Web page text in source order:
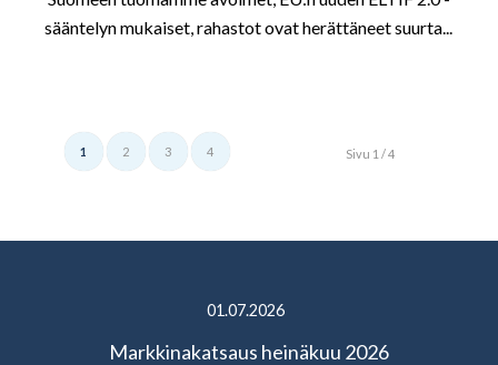
sääntelyn mukaiset, rahastot ovat herättäneet suurta...
Sivu 1 / 4
1 2 3 4
01.07.2026
Markkinakatsaus heinäkuu 2026